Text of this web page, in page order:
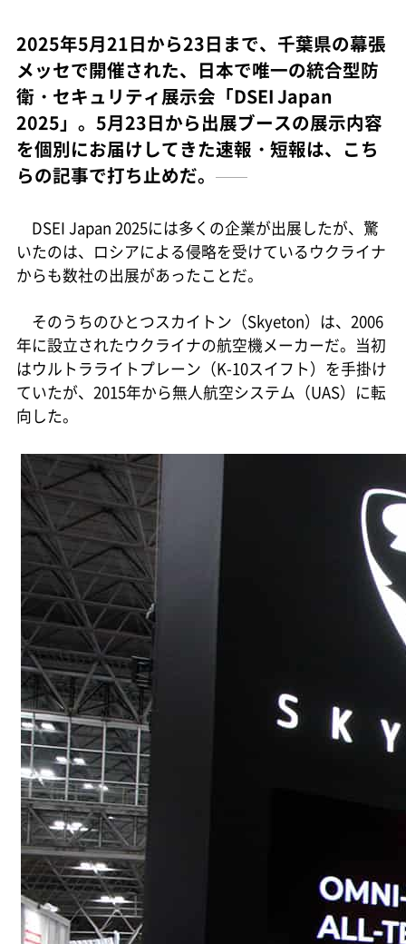
2025年5月21日から23日まで、千葉県の幕張
メッセで開催された、日本で唯一の統合型防
衛・セキュリティ展示会「DSEI Japan
2025」。5月23日から出展ブースの展示内容
を個別にお届けしてきた速報・短報は、こち
らの記事で打ち止めだ。
DSEI Japan 2025には多くの企業が出展したが、驚
いたのは、ロシアによる侵略を受けているウクライナ
からも数社の出展があったことだ。
そのうちのひとつスカイトン（Skyeton）は、2006
年に設立されたウクライナの航空機メーカーだ。当初
はウルトラライトプレーン（K-10スイフト）を手掛け
ていたが、2015年から無人航空システム（UAS）に転
向した。